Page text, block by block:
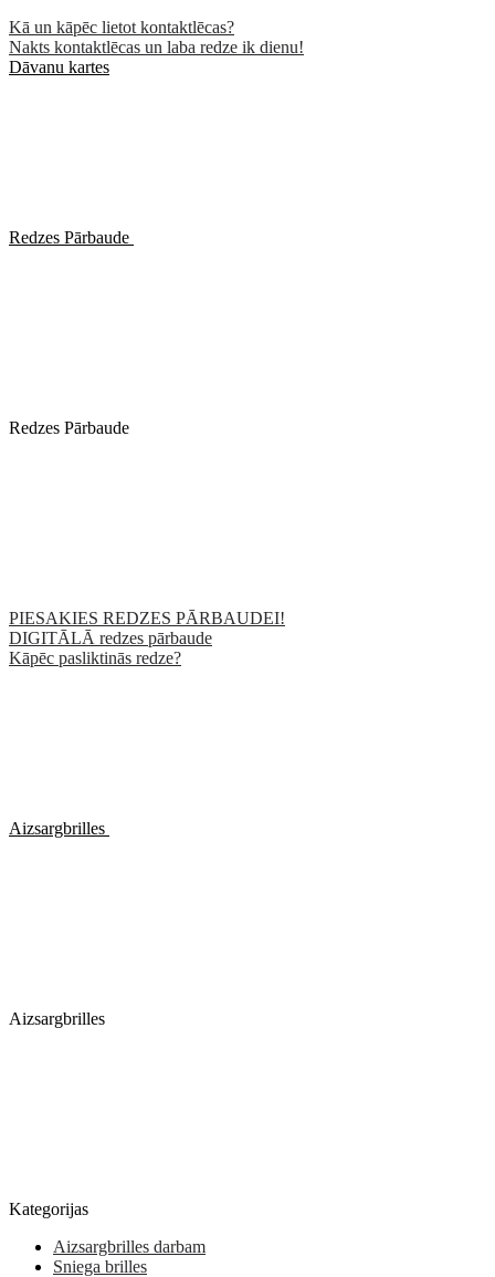
Kā un kāpēc lietot kontaktlēcas?
Nakts kontaktlēcas un laba redze ik dienu!
Dāvanu kartes
Redzes Pārbaude
Redzes Pārbaude
PIESAKIES REDZES PĀRBAUDEI!
DIGITĀLĀ redzes pārbaude
Kāpēc pasliktinās redze?
Aizsargbrilles
Aizsargbrilles
Kategorijas
Aizsargbrilles darbam
Sniega brilles